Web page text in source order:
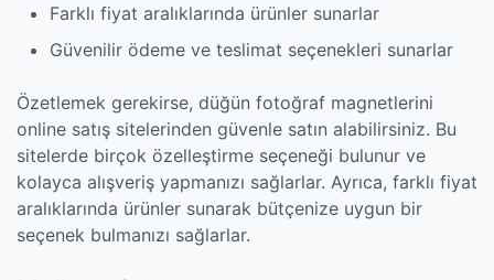
Farklı fiyat aralıklarında ürünler sunarlar
Güvenilir ödeme ve teslimat seçenekleri sunarlar
Özetlemek gerekirse, düğün fotoğraf magnetlerini
online satış sitelerinden güvenle satın alabilirsiniz. Bu
sitelerde birçok özelleştirme seçeneği bulunur ve
kolayca alışveriş yapmanızı sağlarlar. Ayrıca, farklı fiyat
aralıklarında ürünler sunarak bütçenize uygun bir
seçenek bulmanızı sağlarlar.